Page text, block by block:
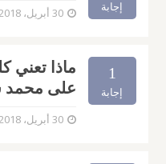
إجابة 30 أبريل، 2018
1
إجابة
ماذا تعني
على
30 أبريل، 2018